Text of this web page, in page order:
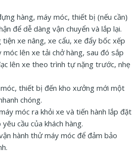
hàng, máy móc, thiết bị (nếu cần)
để dễ dàng vận chuyển và lắp lại.
xe nâng, xe cẩu, xe đẩy bốc xếp
móc lên xe tải chở hàng, sau đó sắp
lên xe theo trình tự nặng trước, nhẹ
móc, thiết bị đến kho xưởng mới một
chóng.
móc ra khỏi xe và tiến hành lắp đặt
cầu của khách hàng.
hành thử máy móc để đảm bảo